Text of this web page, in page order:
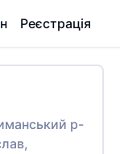
Реєстрація
р-